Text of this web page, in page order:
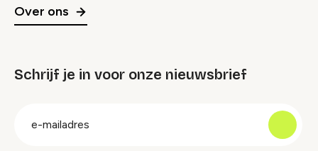
Over ons
Schrijf je in voor onze nieuwsbrief